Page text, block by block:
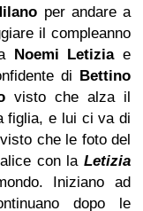
per andare a
il compleanno
Noemi Letiziae
di Bettino
visto che alza il
figlia, e lui ci va di
che le foto del
con la Letizia
Iniziano ad
dopo le